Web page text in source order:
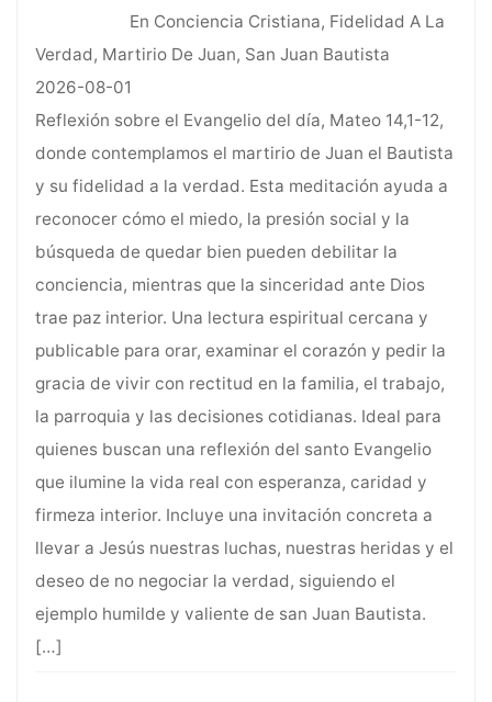
En Conciencia Cristiana, Fidelidad A La
Verdad, Martirio De Juan, San Juan Bautista
2026-08-01
Reflexión sobre el Evangelio del día, Mateo 14,1-12,
donde contemplamos el martirio de Juan el Bautista
y su fidelidad a la verdad. Esta meditación ayuda a
reconocer cómo el miedo, la presión social y la
búsqueda de quedar bien pueden debilitar la
conciencia, mientras que la sinceridad ante Dios
trae paz interior. Una lectura espiritual cercana y
publicable para orar, examinar el corazón y pedir la
gracia de vivir con rectitud en la familia, el trabajo,
la parroquia y las decisiones cotidianas. Ideal para
quienes buscan una reflexión del santo Evangelio
que ilumine la vida real con esperanza, caridad y
firmeza interior. Incluye una invitación concreta a
llevar a Jesús nuestras luchas, nuestras heridas y el
deseo de no negociar la verdad, siguiendo el
ejemplo humilde y valiente de san Juan Bautista.
[…]